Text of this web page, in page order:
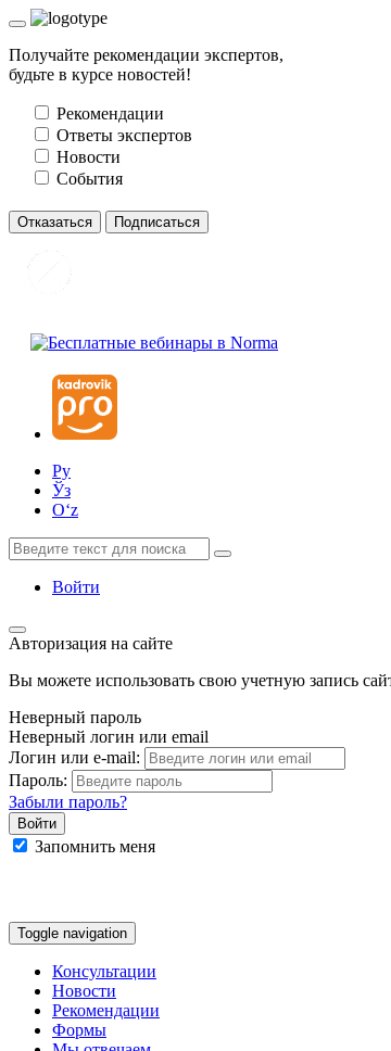
Получайте рекомендации экспертов,
будьте в курсе новостей!
Рекомендации
Ответы экспертов
Новости
События
Отказаться Подписаться
Ру
Ўз
Oʻz
Войти
Авторизация на сайте
Вы можете использовать свою учетную запись
Неверный пароль
Неверный логин или email
Логин или e-mail:
Пароль:
Забыли пароль?
Запомнить меня
Toggle navigation
Консультации
Новости
Рекомендации
Формы